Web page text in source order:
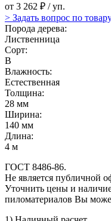
от 3 262 ₽ / уп.
> Задать вопрос по
Порода дерева:
Лиственница
Сорт:
В
Влажность:
Естественная
Толщина:
28 мм
Ширина:
140 мм
Длина:
4 м
ГОСТ 8486-86.
Не является публичной
Уточнить цены и
пиломатериалов Вы